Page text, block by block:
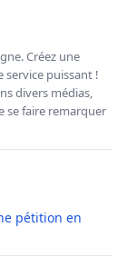
Créez une
puissant !
divers médias,
se faire remarquer
pétition en